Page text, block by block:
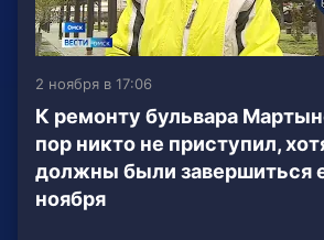
2 ноября в 17:06
К ремонту бульвара
пор никто не приступил,
должны были завершиться
ноября